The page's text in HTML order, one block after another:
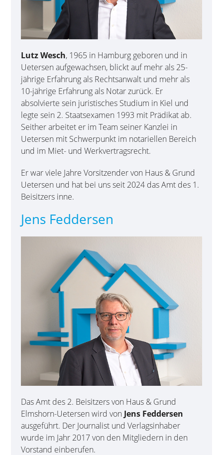
Lutz Wesch, 1965 in Hamburg geboren und in
Uetersen aufgewachsen, blickt auf mehr als 25-
jährige Erfahrung als Rechtsanwalt und mehr als
10-jährige Erfahrung als Notar zurück. Er
absolvierte sein juristisches Studium in Kiel und
legte sein 2. Staatsexamen 1993 mit Prädikat ab.
Seither arbeitet er im Team seiner Kanzlei in
Uetersen mit Schwerpunkt im notariellen Bereich
und im Miet- und Werkvertragsrecht.
Er war viele Jahre Vorsitzender von Haus & Grund
Uetersen und hat bei uns seit 2024 das Amt des 1.
Beisitzers inne.
Jens Feddersen
Das Amt des 2. Beisitzers von Haus & Grund
Elmshorn-Uetersen wird von Jens Feddersen
ausgeführt. Der Journalist und Verlagsinhaber
wurde im Jahr 2017 von den Mitgliedern in den
Vorstand einberufen.